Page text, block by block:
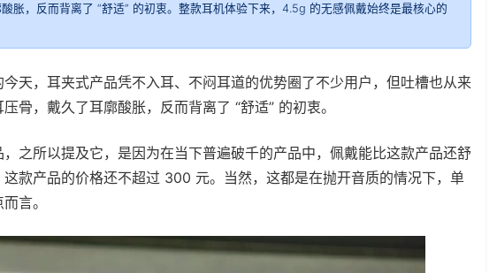
胀，反而背离了 “舒适” 的初衷。整款耳机体验下来，4.5g 的无感佩戴始终是最核心的
天，耳夹式产品凭不入耳、不闷耳道的优势圈了不少用户，但吐槽也从来
骨，戴久了耳廓酸胀，反而背离了 “舒适” 的初衷。
之所以提及它，是因为在当下普遍破千的产品中，佩戴能比这款产品还舒
款产品的价格还不超过 300 元。当然，这都是在抛开音质的情况下，单
言。